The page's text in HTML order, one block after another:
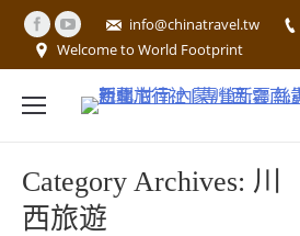
info@chinatravel.tw
Welcome to World Footprint
Category Archives: 川
西旅遊